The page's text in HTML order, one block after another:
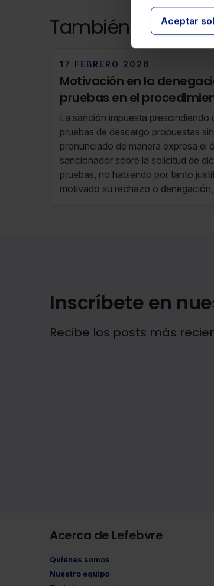
Aceptar
También puede
17 FEBRERO 2026
Motivación en la
pruebas en el
sancionador
La sanción impuesta prescindiendo
pruebas de descargo propuestas
pronunciado de manera expresa el
sancionador sobre la solicitud de
pruebas, no habiendo por tanto
motivado su rechazo o
Inscríbete en
Recibe los posts más
Acerca de Lefebvre
Quiénes somos
Nuestro equipo